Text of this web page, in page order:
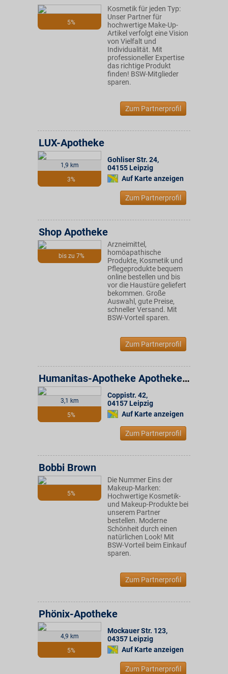
5%
Kosmetik für jeden Typ:
Unser Partner für
hochwertige Make-Up-
Artikel verfolgt eine Vision
von Vielfalt und
Individualität. Mit
professioneller Expertise
das richtige Produkt
finden! BSW-Mitglieder
sparen.
Zum Partnerprofil
1,9 km
3%
LUX-Apotheke
Gohliser Str. 24,
04155 Leipzig
Auf Karte anzeigen
Zum Partnerprofil
bis zu 7%
Shop Apotheke
Arzneimittel,
homöapathische
Produkte, Kosmetik und
Pflegeprodukte bequem
online bestellen und bis
vor die Haustüre geliefert
bekommen. Große
Auswahl, gute Preise,
schneller Versand. Mit
BSW-Vorteil sparen.
Zum Partnerprofil
3,1 km
5%
Humanitas-Apotheke Apotheker Dr. M. Radman
Coppistr. 42,
04157 Leipzig
Auf Karte anzeigen
Zum Partnerprofil
5%
Bobbi Brown
Die Nummer Eins der
Makeup-Marken:
Hochwertige Kosmetik-
und Makeup-Produkte bei
unserem Partner
bestellen. Moderne
Schönheit durch einen
natürlichen Look! Mit
BSW-Vorteil beim Einkauf
sparen.
Zum Partnerprofil
4,9 km
5%
Phönix-Apotheke
Mockauer Str. 123,
04357 Leipzig
Auf Karte anzeigen
Zum Partnerprofil